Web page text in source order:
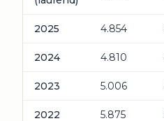
2025 4.854
2024 4.810
2023 5.006
2022 5.875